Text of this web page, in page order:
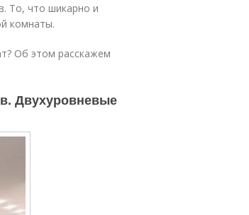
То, что шикарно и
комнаты.
Об этом расскажем
Двухуровневые